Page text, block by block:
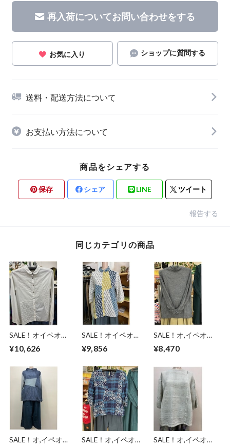
再入荷についてお問い合わせをする
お気に入り ショップに質問する
送料・配送方法について
お支払い方法について
商品をシェアする
保存 シェア LINE ツイート
報告する
同じカテゴリの商品
SALE！オイペオ
繍ブラウス/GJ/M※
¥10,626
SALE！オイペオ
サラサブラウスチュ
製(8014)
¥9,856
SALE！オ,イペオ
ライトオフ
(5000)
¥8,470
SALE！オ,イペオ
SALE！オ,イペオ
SALE！オ,イペオ